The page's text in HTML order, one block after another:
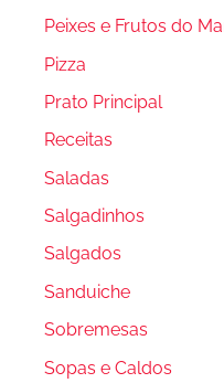
Peixes e Frutos do
Pizza
Prato Principal
Receitas
Saladas
Salgadinhos
Salgados
Sanduiche
Sobremesas
Sopas e Caldos